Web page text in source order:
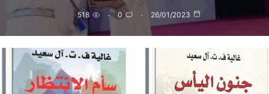
26/01/2023
0
518